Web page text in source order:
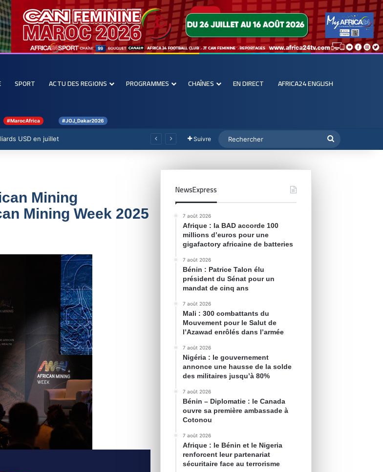
SPORT ACTU DES REGIONS PROGRAMMES CHAÎNES EN DIRECT AFRICA24 ENGLISH
#MarocAfrica #JOJ_Dakar2026
USD en juillet Suivre
Mining
Mining Week 2025
NewsExpress
7 août 2026
Afrique : la BAD accorde 100
millions d’euros pour une
gigafactory africaine de batteries
7 août 2026
Bénin : Patrice Talon élu
président du Sénat pour un
mandat de cinq ans
7 août 2026
Mali : 300 combattants du
Mouvement pour le Salut de
l’Azawad enrôlés dans l’armée
7 août 2026
Nigéria : le gouvernement
annonce une hausse de la solde
des militaires jusqu’à 80%
7 août 2026
Bénin – Diplomatie : le Canada
ouvre sa première ambassade à
Cotonou
7 août 2026
Afrique : le Bénin et le Nigeria
renforcent leur partenariat
sécuritaire face au terrorisme